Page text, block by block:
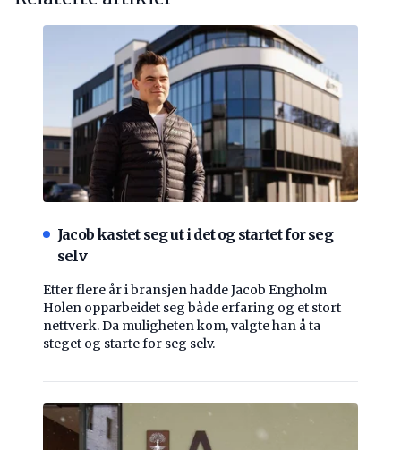
Jacob kastet seg ut i det og startet for seg
selv
Etter flere år i bransjen hadde Jacob Engholm
Holen opparbeidet seg både erfaring og et stort
nettverk. Da muligheten kom, valgte han å ta
steget og starte for seg selv.